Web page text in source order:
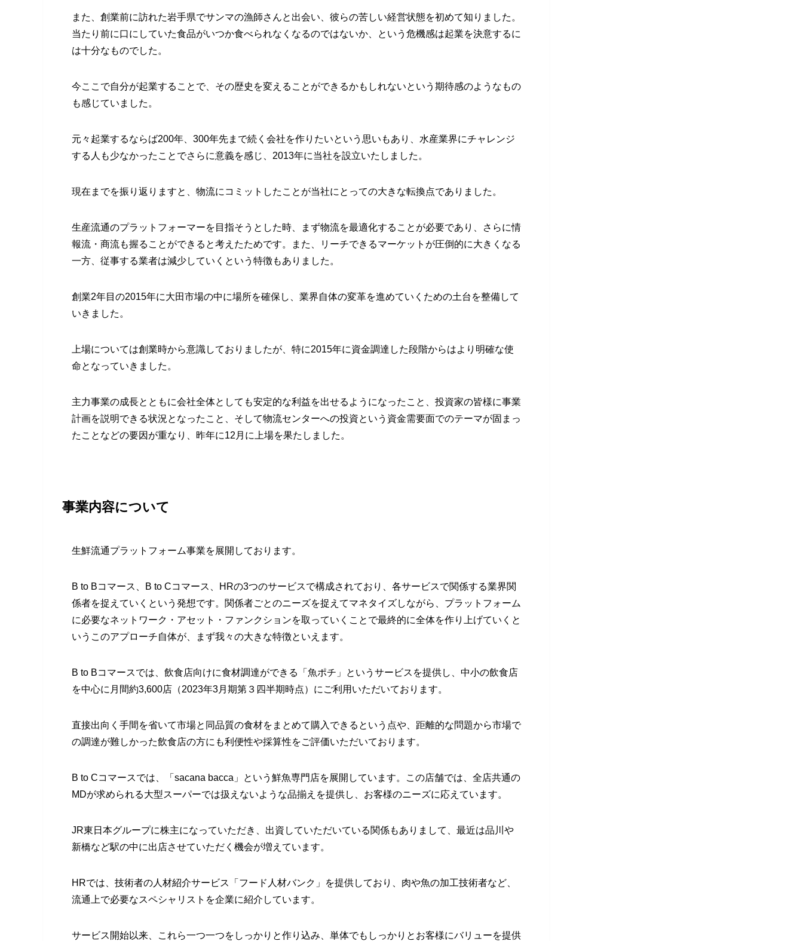
また、創業前に訪れた岩手県でサンマの漁師さんと出会い、彼らの苦しい経営状態を初めて知りました。
当たり前に口にしていた食品がいつか食べられなくなるのではないか、という危機感は起業を決意するに
は十分なものでした。
今ここで自分が起業することで、その歴史を変えることができるかもしれないという期待感のようなもの
も感じていました。
元々起業するならば200年、300年先まで続く会社を作りたいという思いもあり、水産業界にチャレンジ
する人も少なかったことでさらに意義を感じ、2013年に当社を設立いたしました。
現在までを振り返りますと、物流にコミットしたことが当社にとっての大きな転換点でありました。
生産流通のプラットフォーマーを目指そうとした時、まず物流を最適化することが必要であり、さらに情
報流・商流も握ることができると考えたためです。また、リーチできるマーケットが圧倒的に大きくなる
一方、従事する業者は減少していくという特徴もありました。
創業2年目の2015年に大田市場の中に場所を確保し、業界自体の変革を進めていくための土台を整備して
いきました。
上場については創業時から意識しておりましたが、特に2015年に資金調達した段階からはより明確な使
命となっていきました。
主力事業の成長とともに会社全体としても安定的な利益を出せるようになったこと、投資家の皆様に事業
計画を説明できる状況となったこと、そして物流センターへの投資という資金需要面でのテーマが固まっ
たことなどの要因が重なり、昨年に12月に上場を果たしました。
事業内容について
生鮮流通プラットフォーム事業を展開しております。
B to Bコマース、B to Cコマース、HRの3つのサービスで構成されており、各サービスで関係する業界関
係者を捉えていくという発想です。関係者ごとのニーズを捉えてマネタイズしながら、プラットフォーム
に必要なネットワーク・アセット・ファンクションを取っていくことで最終的に全体を作り上げていくと
いうこのアプローチ自体が、まず我々の大きな特徴といえます。
B to Bコマースでは、飲食店向けに食材調達ができる「魚ポチ」というサービスを提供し、中小の飲食店
を中心に月間約3,600店（2023年3月期第３四半期時点）にご利用いただいております。
直接出向く手間を省いて市場と同品質の食材をまとめて購入できるという点や、距離的な問題から市場で
の調達が難しかった飲食店の方にも利便性や採算性をご評価いただいております。
B to Cコマースでは、「sacana bacca」という鮮魚専門店を展開しています。この店舗では、全店共通の
MDが求められる大型スーパーでは扱えないような品揃えを提供し、お客様のニーズに応えています。
JR東日本グループに株主になっていただき、出資していただいている関係もありまして、最近は品川や
新橋など駅の中に出店させていただく機会が増えています。
HRでは、技術者の人材紹介サービス「フード人材バンク」を提供しており、肉や魚の加工技術者など、
流通上で必要なスペシャリストを企業に紹介しています。
サービス開始以来、これら一つ一つをしっかりと作り込み、単体でもしっかりとお客様にバリューを提供